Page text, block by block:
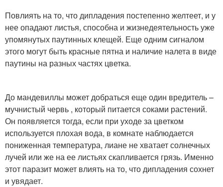
Повлиять на то, что дипладения постепенно желтеет, и у
нее опадают листья, способна и жизнедеятельность уже
упомянутых паутинных клещей. Еще одним сигналом
этого могут быть красные пятна и наличие налета в виде
паутины на разных частях цветка.
До мандевиллы может добраться еще один вредитель –
мучнистый червь , который питается соками растений.
Он появляется тогда, если при уходе за цветком
используется плохая вода, в комнате наблюдается
пониженная температура, лиане не хватает солнечных
лучей или же на ее листьях скапливается грязь. Именно
этот паразит может влиять на то, что дипладения сохнет
и увядает.